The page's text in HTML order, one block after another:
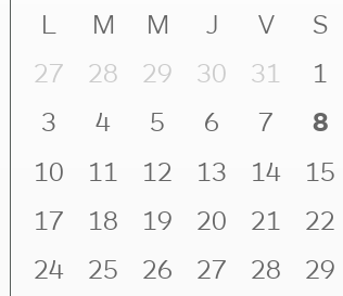
L M M J V S
27
28 29 30 31 1
3
4 5 6 7 8
10
11 12 13 14 15
17
18 19 20 21 22
24
25 26 27 28 29